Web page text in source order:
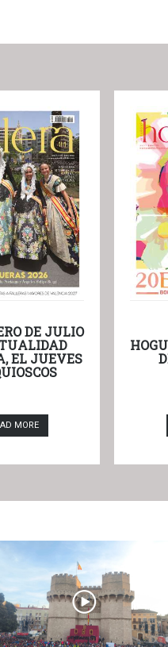
DE JULIO
EL JUEVES
MORE